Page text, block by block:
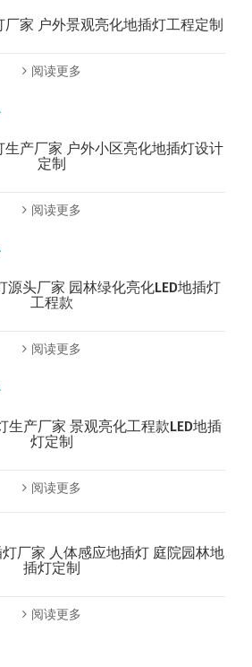
厂家 户外景观亮化地插灯工程定制
阅读更多
生产厂家 户外小区亮化地插灯设计
定制
阅读更多
源头厂家 园林绿化亮化LED地插灯
工程款
阅读更多
生产厂家 景观亮化工程款LED地插
灯定制
阅读更多
灯厂家 人体感应地插灯 庭院园林地
插灯定制
阅读更多